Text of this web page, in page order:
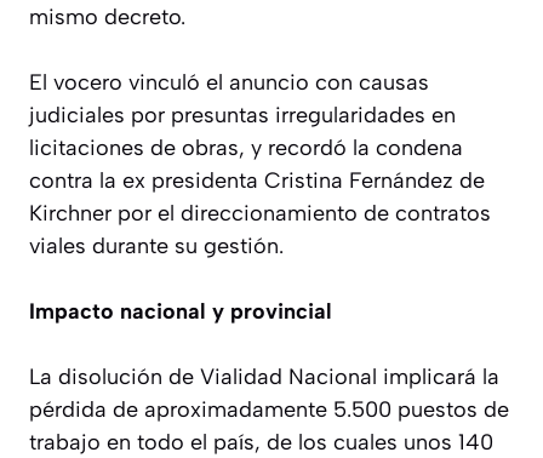
mismo decreto.
El vocero vinculó el anuncio con causas
judiciales por presuntas irregularidades en
licitaciones de obras, y recordó la condena
contra la ex presidenta Cristina Fernández de
Kirchner por el direccionamiento de contratos
viales durante su gestión.
Impacto nacional y provincial
La disolución de Vialidad Nacional implicará la
pérdida de aproximadamente 5.500 puestos de
trabajo en todo el país, de los cuales unos 140